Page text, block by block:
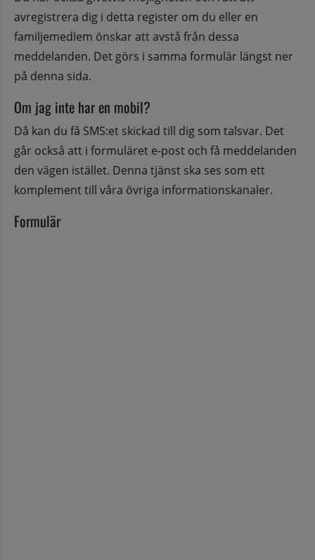
avregistrera dig i detta register om du eller en
familjemedlem önskar att avstå från dessa
meddelanden. Det görs i samma formulär längst ner
på denna sida.
Om jag inte har en mobil?
Då kan du få SMS:et skickad till dig som talsvar. Det
går också att i formuläret e-post och få meddelanden
den vägen istället. Denna tjänst ska ses som ett
komplement till våra övriga informationskanaler.
Formulär